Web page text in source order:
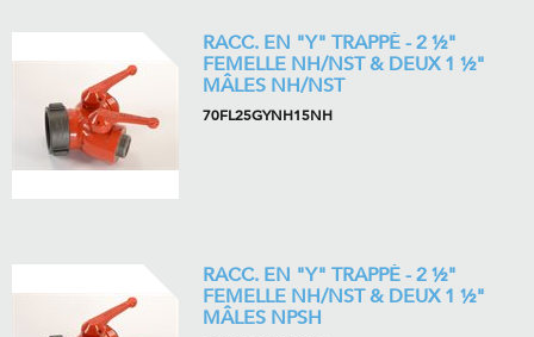
RACC. EN "Y" TRAPPÉ - 2 ½"
FEMELLE NH/NST & DEUX 1 ½"
MÂLES NH/NST
70FL25GYNH15NH
RACC. EN "Y" TRAPPÉ - 2 ½"
FEMELLE NH/NST & DEUX 1 ½"
MÂLES NPSH